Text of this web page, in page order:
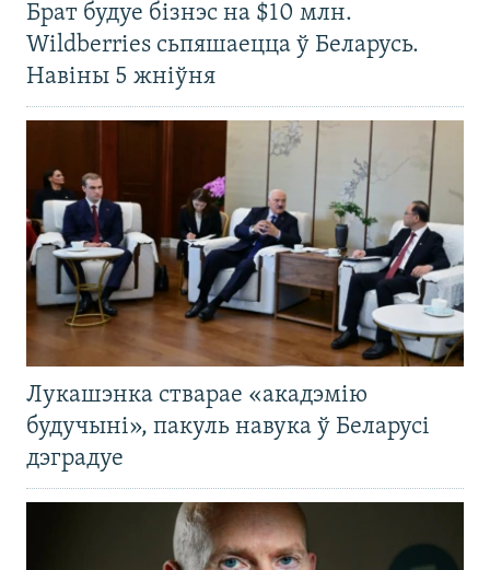
Брат будуе бізнэс на $10 млн.
Wildberries сьпяшаецца ў Беларусь.
Навіны 5 жніўня
Лукашэнка стварае «акадэмію
будучыні», пакуль навука ў Беларусі
дэградуе